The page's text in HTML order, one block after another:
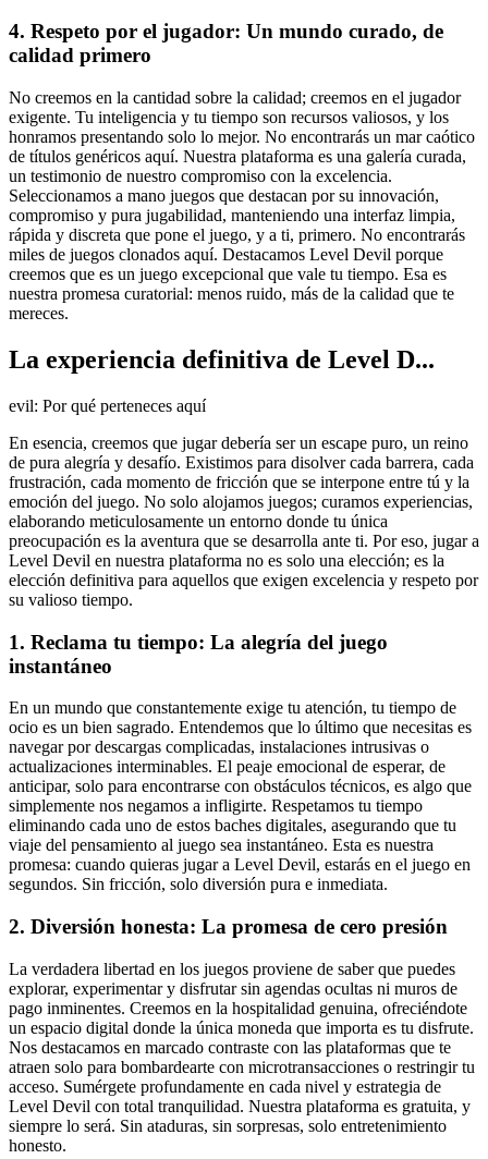
4. Respeto por el jugador: Un mundo curado, de
calidad primero
No creemos en la cantidad sobre la calidad; creemos en el jugador
exigente. Tu inteligencia y tu tiempo son recursos valiosos, y los
honramos presentando solo lo mejor. No encontrarás un mar caótico
de títulos genéricos aquí. Nuestra plataforma es una galería curada,
un testimonio de nuestro compromiso con la excelencia.
Seleccionamos a mano juegos que destacan por su innovación,
compromiso y pura jugabilidad, manteniendo una interfaz limpia,
rápida y discreta que pone el juego, y a ti, primero. No encontrarás
miles de juegos clonados aquí. Destacamos Level Devil porque
creemos que es un juego excepcional que vale tu tiempo. Esa es
nuestra promesa curatorial: menos ruido, más de la calidad que te
mereces.
La experiencia definitiva de Level D...
evil: Por qué perteneces aquí
En esencia, creemos que jugar debería ser un escape puro, un reino
de pura alegría y desafío. Existimos para disolver cada barrera, cada
frustración, cada momento de fricción que se interpone entre tú y la
emoción del juego. No solo alojamos juegos; curamos experiencias,
elaborando meticulosamente un entorno donde tu única
preocupación es la aventura que se desarrolla ante ti. Por eso, jugar a
Level Devil en nuestra plataforma no es solo una elección; es la
elección definitiva para aquellos que exigen excelencia y respeto por
su valioso tiempo.
1. Reclama tu tiempo: La alegría del juego
instantáneo
En un mundo que constantemente exige tu atención, tu tiempo de
ocio es un bien sagrado. Entendemos que lo último que necesitas es
navegar por descargas complicadas, instalaciones intrusivas o
actualizaciones interminables. El peaje emocional de esperar, de
anticipar, solo para encontrarse con obstáculos técnicos, es algo que
simplemente nos negamos a infligirte. Respetamos tu tiempo
eliminando cada uno de estos baches digitales, asegurando que tu
viaje del pensamiento al juego sea instantáneo. Esta es nuestra
promesa: cuando quieras jugar a Level Devil, estarás en el juego en
segundos. Sin fricción, solo diversión pura e inmediata.
2. Diversión honesta: La promesa de cero presión
La verdadera libertad en los juegos proviene de saber que puedes
explorar, experimentar y disfrutar sin agendas ocultas ni muros de
pago inminentes. Creemos en la hospitalidad genuina, ofreciéndote
un espacio digital donde la única moneda que importa es tu disfrute.
Nos destacamos en marcado contraste con las plataformas que te
atraen solo para bombardearte con microtransacciones o restringir tu
acceso. Sumérgete profundamente en cada nivel y estrategia de
Level Devil con total tranquilidad. Nuestra plataforma es gratuita, y
siempre lo será. Sin ataduras, sin sorpresas, solo entretenimiento
honesto.